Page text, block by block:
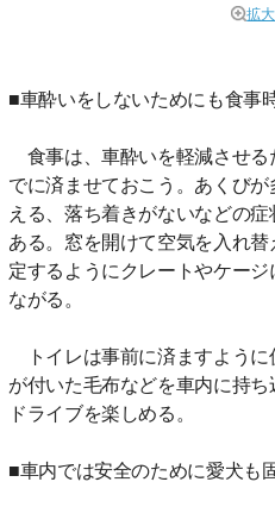
拡
■車酔いをしないためにも食事
食事は、車酔いを軽減させる
でに済ませておこう。あくび
える、落ち着きがないなどの
ある。窓を開けて空気を入れ
定するようにクレートやケー
ながる。
トイレは事前に済ますよう
が付いた毛布などを車内に持
ドライブを楽しめる。
■車内では安全のために愛犬も